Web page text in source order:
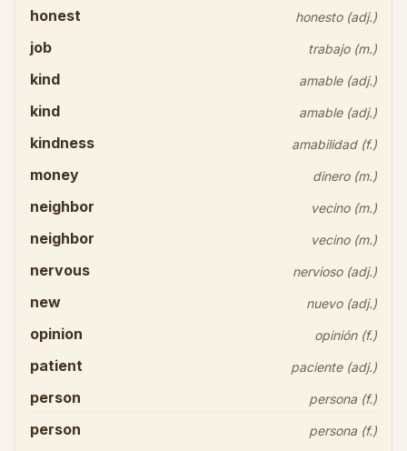
honest honesto (adj.)
job trabajo (m.)
kind amable (adj.)
kind amable (adj.)
kindness amabilidad (f.)
money dinero (m.)
neighbor vecino (m.)
neighbor vecino (m.)
nervous nervioso (adj.)
new nuevo (adj.)
opinion opinión (f.)
patient paciente (adj.)
person persona (f.)
person persona (f.)